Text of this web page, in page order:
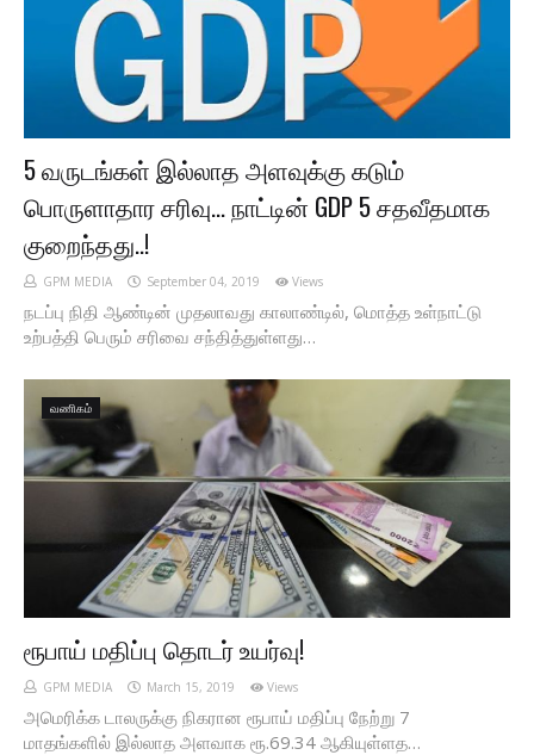
5 வருடங்கள் இல்லாத அளவுக்கு கடும்
பொருளாதார சரிவு… நாட்டின் GDP 5 சதவீதமாக
குறைந்தது..!
GPM MEDIA September 04, 2019 Views
நடப்பு நிதி ஆண்டின் முதலாவது காலாண்டில், மொத்த உள்நாட்டு
உற்பத்தி பெரும் சரிவை சந்தித்துள்ளது…
வணிகம்
ரூபாய் மதிப்பு தொடர் உயர்வு!
GPM MEDIA March 15, 2019 Views
அமெரிக்க டாலருக்கு நிகரான ரூபாய் மதிப்பு நேற்று 7
மாதங்களில் இல்லாத அளவாக ரூ.69.34 ஆகியுள்ளத…